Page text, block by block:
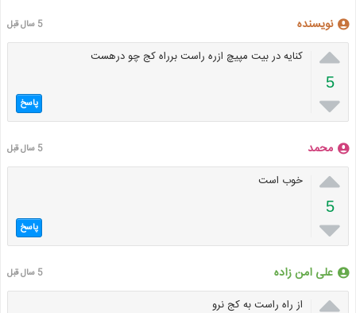
نویسنده 5 سال قبل

5

کنایه در بیت مپیچ ازره راست برراه کج چو درهست
پاسخ
محمد 5 سال قبل

5

خوب است
پاسخ
علی امن زاده 5 سال قبل
 از راه راست به کج نرو